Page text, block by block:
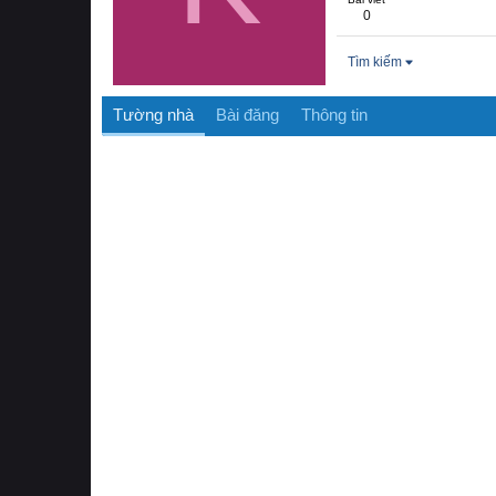
0
Tìm kiếm
Tường nhà Bài đăng Thông tin